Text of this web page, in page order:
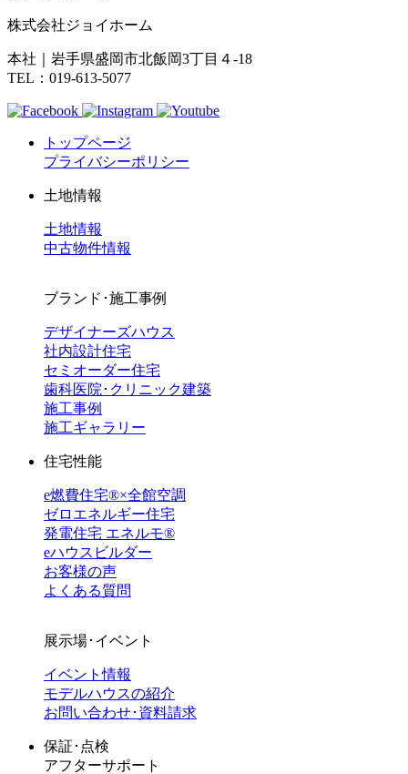
株式会社ジョイホーム
本社｜岩手県盛岡市北飯岡3丁目４-18
TEL：019-613-5077
トップページ
プライバシーポリシー
土地情報
土地情報
中古物件情報
ブランド･施工事例
デザイナーズハウス
社内設計住宅
セミオーダー住宅
歯科医院･クリニック建築
施工事例
施工ギャラリー
住宅性能
e燃費住宅®︎×全館空調
ゼロエネルギー住宅
発電住宅 エネルモ®
eハウスビルダー
お客様の声
よくある質問
展示場･イベント
イベント情報
モデルハウスの紹介
お問い合わせ･資料請求
保証･点検
アフターサポート